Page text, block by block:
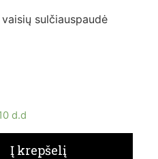
sulčiauspaudė
d.d
Į krepšelį